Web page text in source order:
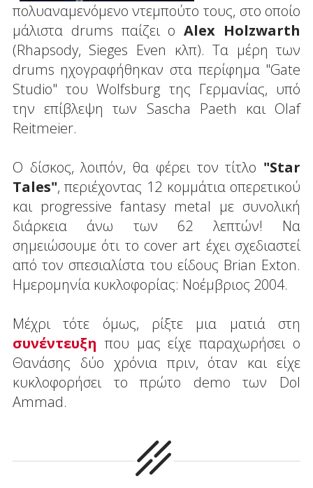
πολυαναμενόμενο ντεμπούτο τους, στο οποίο
μάλιστα drums παίζει οAlex Holzwarth
(Rhapsody, Sieges Even κλπ). Τα μέρη των
drums ηχογραφήθηκαν στα περίφημα "Gate
Studio" του Wolfsburg της Γερμανίας, υπό
την επίβλεψη των Sascha Paeth και Olaf
Reitmeier.
Ο δίσκος, λοιπόν, θα φέρει τον τίτλο "Star
Tales", περιέχοντας 12 κομμάτια οπερετικού
και progressive fantasy metal με συνολική
διάρκεια άνω των 62 λεπτών! Να
σημειώσουμε ότι το cover art έχει σχεδιαστεί
από τον σπεσιαλίστα του είδους Brian Exton.
Ημερομηνία κυκλοφορίας: Νοέμβριος 2004.
Μέχρι τότε όμως, ρίξτε μια ματιά στη
συνέντευξη που μας είχε παραχωρήσει ο
Θανάσης δύο χρόνια πριν, όταν και είχε
κυκλοφορήσει το πρώτο demo των Dol
Ammad.